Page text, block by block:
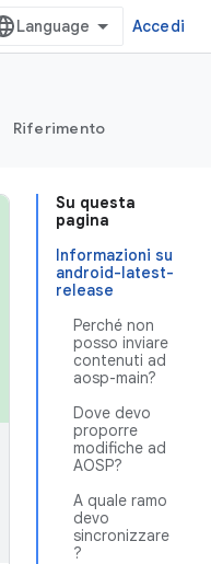
Accedi
Riferimento
Su questa
pagina
Informazioni su
android-latest-
release
Perché non
posso inviare
contenuti ad
aosp-main?
Dove devo
proporre
modifiche ad
AOSP?
A quale ramo
devo
sincronizzare
?